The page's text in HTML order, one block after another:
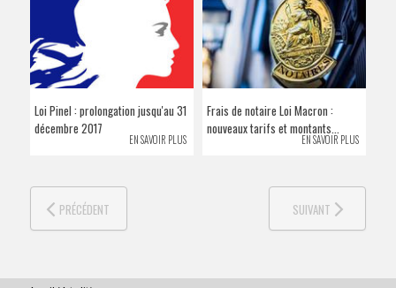
Loi Pinel : prolongation jusqu'au 31
décembre 2017
EN SAVOIR PLUS
Frais de notaire Loi Macron :
nouveaux tarifs et montants...
EN SAVOIR PLUS
PRÉCÉDENT SUIVANT